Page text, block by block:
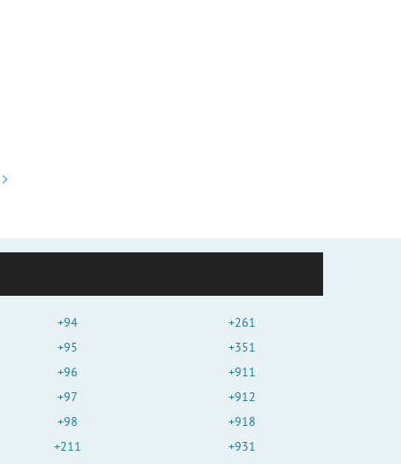
+94
+95
+96
+97
+98
+211
+261
+351
+911
+912
+918
+931